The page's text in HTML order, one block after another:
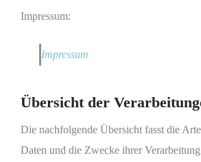
Impressum:
Impressum
Übersicht der
Die nachfolgende Übersicht fasst die
Daten und die Zwecke ihrer